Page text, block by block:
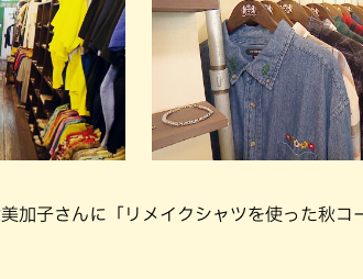
加子さんに「リメイクシャツを使った秋コ